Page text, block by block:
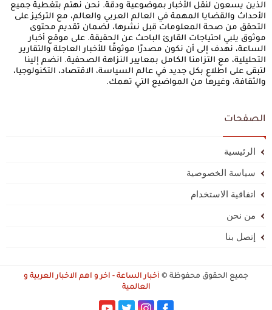
الذين يسعون لنقل الأخبار بموضوعية ودقة. نحن نهتم بتغطية جميع
الأحداث والقضايا المهمة في العالم العربي والعالم، مع التركيز على
التحقق من صحة المعلومات قبل نشرها، لضمان تقديم محتوى
موثوق يلبي احتياجات القارئ الباحث عن الحقيقة. على موقع أخبار
الساعة، نهدف إلى أن نكون مصدرًا موثوقًا للأخبار العاجلة والتقارير
التحليلية، مع التزامنا الكامل بمعايير النزاهة الصحفية. انضم إلينا
لتبقى على اطلاع بكل جديد في عالم السياسة، الاقتصاد، التكنولوجيا،
والثقافة، وغيرها من المواضيع التي تهمك.
الصفحات
الرئيسية
سياسة الخصوصية
اتفاقية الاستخدام
من نحن
إتصل بنا
جميع الحقوق محفوظة © أخبار الساعة - آخر و اهم الاخبار العربية و
العالمية